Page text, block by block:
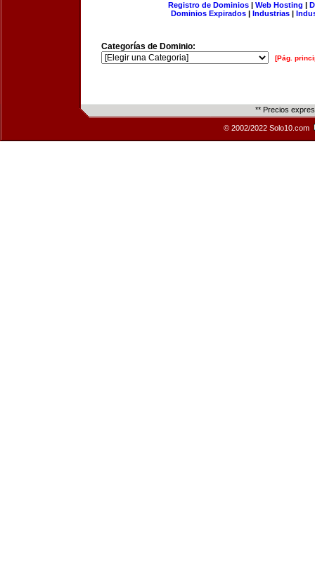
Registro de Dominios| Web Hosting |
Dominios Expirados | Industrias |
Categorías de Dominio:
[Pág.
** Precios
© 2002/2022 Solo10.com